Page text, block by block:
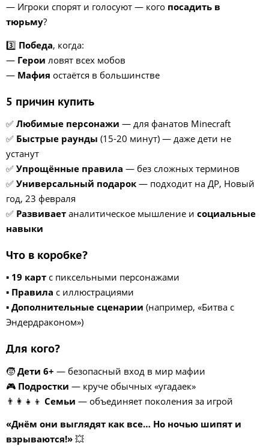
— Игроки спорят и голосуют — кого посадить в
тюрьму?
3️⃣ Победа, когда:
— Герои ловят всех мобов
— Мафия остаётся в большинстве
5 причин купить
✅ Любимые персонажи — для фанатов Minecraft
✅ Быстрые раунды (15-20 минут) — даже дети не
устанут
✅ Упрощённые правила — без сложных терминов
✅ Универсальный подарок — подходит на ДР, Новый
год, 23 февраля
✅ Развивает аналитическое мышление и социальные
навыки
Что в коробке?
▪ 19 карт с пиксельными персонажами
▪ Правила с иллюстрациями
▪ Дополнительные сценарии (например, «Битва с
Эндердраконом»)
Для кого?
🧒 Дети 6+ — безопасный вход в мир мафии
🎮 Подростки — круче обычных «угадаек»
👨👩👧👦 Семьи — объединяет поколения за игрой
«Днём они выглядят как все… Но ночью шипят и
взрываются!» 💥